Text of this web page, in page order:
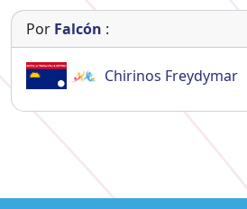
Por Falcón :
Chirinos Freydymar